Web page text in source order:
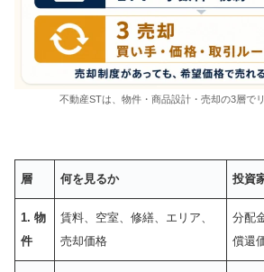
不動産STは、物件・商品設計・売却の3層で
層 何を見るか 投資
1. 物
件
賃料、空室、修繕、エリア、
売却価格
分配
償還